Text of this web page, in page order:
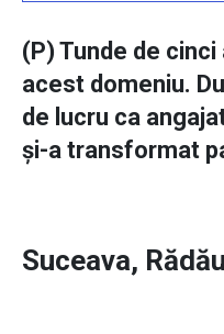
(P) Tunde de
acest domeniu.
de lucru ca
și-a transformat
Suceava,